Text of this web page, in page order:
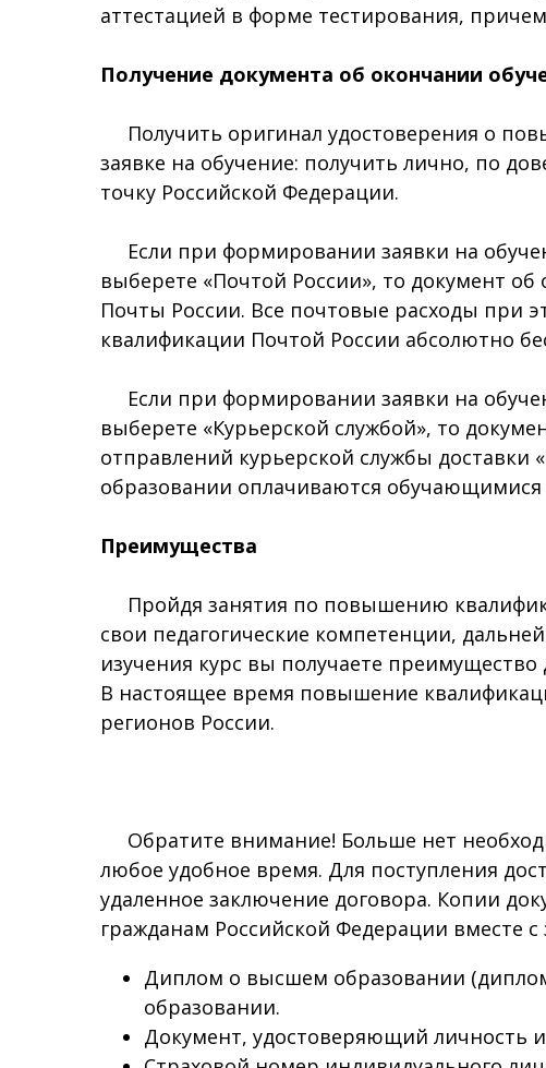
аттестацией в форме тестирования,
Получение документа об окончании
Получить оригинал удостоверения о
заявке на обучение: получить лично, по
точку Российской Федерации.
Если при формировании заявки на
выберете «Почтой России», то документ
Почты России. Все почтовые расходы при
квалификации Почтой России абсолютно
Если при формировании заявки на
выберете «Курьерской службой», то
отправлений курьерской службы доставки
образовании оплачиваются обучающимися
Преимущества
Пройдя занятия по повышению
свои педагогические компетенции,
изучения курс вы получаете
В настоящее время повышение
регионов России.
Обратите внимание! Больше нет
любое удобное время. Для поступления
удаленное заключение договора. Копии
гражданам Российской Федерации вместе
Диплом о высшем образовании
образовании.
Документ, удостоверяющий личность